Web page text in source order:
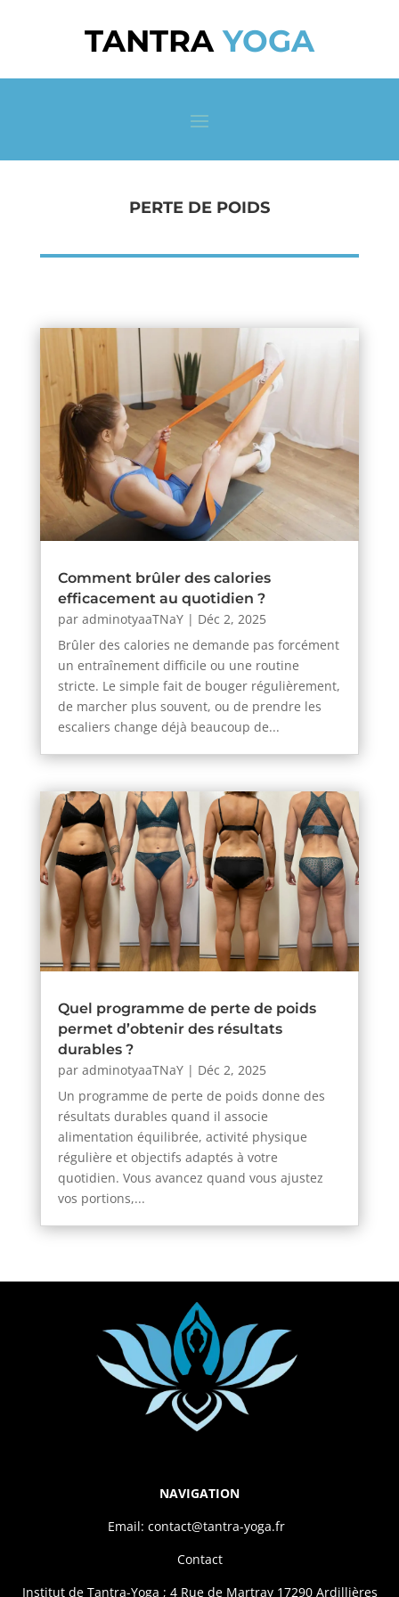
TANTRAYOGA
PERTE DE POIDS
Comment brûler des calories
efficacement au quotidien ?
par adminotyaaTNaY| Déc 2, 2025
Brûler des calories ne demande pas forcément
un entraînement difficile ou une routine
stricte. Le simple fait de bouger régulièrement,
de marcher plus souvent, ou de prendre les
escaliers change déjà beaucoup de...
Quel programme de perte de poids
permet d’obtenir des résultats
durables ?
par adminotyaaTNaY| Déc 2, 2025
Un programme de perte de poids donne des
résultats durables quand il associe
alimentation équilibrée, activité physique
régulière et objectifs adaptés à votre
quotidien. Vous avancez quand vous ajustez
vos portions,...
NAVIGATION
Email: contact@tantra-yoga.fr
Contact
Institut de Tantra-Yoga ; 4 Rue de Martray 17290 Ardillières